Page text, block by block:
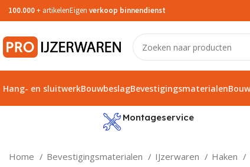
100.000+ artikelenEigen verkoop binnendienst
Hang- en sluitwerkBouwbeslagBevestigingsmaterialen
Montageservice
Home Bevestigingsmaterialen IJzerwaren Haken